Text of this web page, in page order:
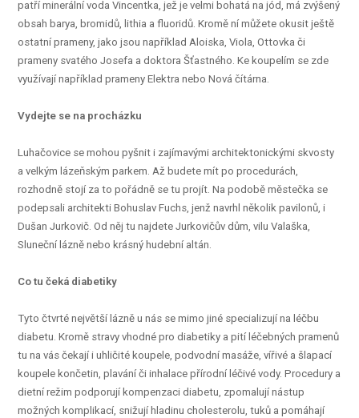
patří minerální voda Vincentka, jež je velmi bohatá na jód, má zvýšený
obsah barya, bromidů, lithia a fluoridů. Kromě ní můžete okusit ještě
ostatní prameny, jako jsou například Aloiska, Viola, Ottovka či
prameny svatého Josefa a doktora Šťastného. Ke koupelím se zde
využívají například prameny Elektra nebo Nová čítárna.
Vydejte se na procházku
Luhačovice se mohou pyšnit i zajímavými architektonickými skvosty
a velkým lázeňským parkem. Až budete mít po procedurách,
rozhodně stojí za to pořádně se tu projít. Na podobě městečka se
podepsali architekti Bohuslav Fuchs, jenž navrhl několik pavilonů, i
Dušan Jurkovič. Od něj tu najdete Jurkovičův dům, vilu Valaška,
Sluneční lázně nebo krásný hudební altán.
Co tu čeká diabetiky
Tyto čtvrté největší lázně u nás se mimo jiné specializují na léčbu
diabetu. Kromě stravy vhodné pro diabetiky a pití léčebných pramenů
tu na vás čekají i uhličité koupele, podvodní masáže, vířivé a šlapací
koupele končetin, plavání či inhalace přírodní léčivé vody. Procedury a
dietní režim podporují kompenzaci diabetu, zpomalují nástup
možných komplikací, snižují hladinu cholesterolu, tuků a pomáhají